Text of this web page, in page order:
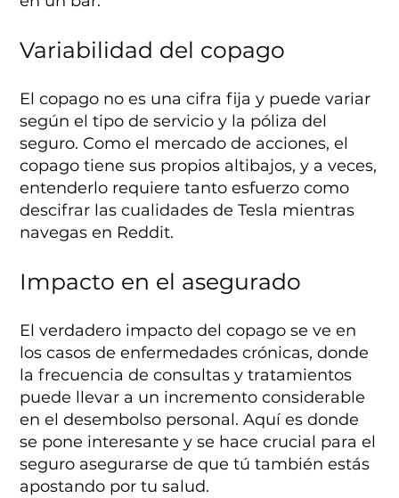
Variabilidad del copago
El copago no es una cifra fija y puede variar
según el tipo de servicio y la póliza del
seguro. Como el mercado de acciones, el
copago tiene sus propios altibajos, y a veces,
entenderlo requiere tanto esfuerzo como
descifrar las cualidades de Tesla mientras
navegas en Reddit.
Impacto en el asegurado
El verdadero impacto del copago se ve en
los casos de enfermedades crónicas, donde
la frecuencia de consultas y tratamientos
puede llevar a un incremento considerable
en el desembolso personal. Aquí es donde
se pone interesante y se hace crucial para el
seguro asegurarse de que tú también estás
apostando por tu salud.